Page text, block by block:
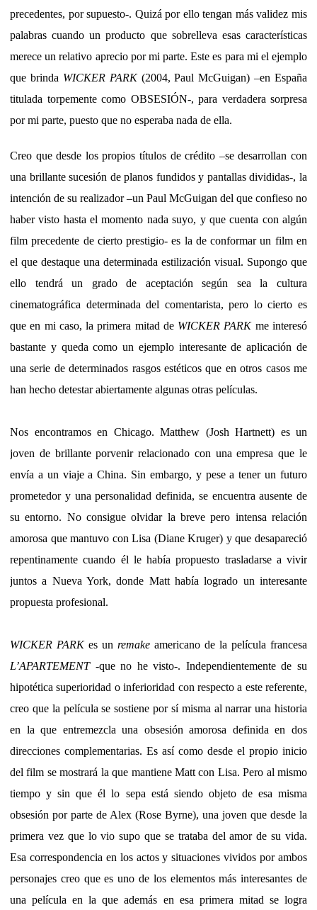
precedentes, por supuesto-. Quizá por ello tengan más validez mis
palabras cuando un producto que sobrelleva esas características
merece un relativo aprecio por mi parte. Este es para mi el ejemplo
que brinda WICKER PARK(2004, Paul McGuigan) –en España
titulada torpemente como OBSESIÓN-, para verdadera sorpresa
por mi parte, puesto que no esperaba nada de ella.
Creo que desde los propios títulos de crédito –se desarrollan con
una brillante sucesión de planos fundidos y pantallas divididas-, la
intención de su realizador –un Paul McGuigan del que confieso no
haber visto hasta el momento nada suyo, y que cuenta con algún
film precedente de cierto prestigio- es la de conformar un film en
el que destaque una determinada estilización visual. Supongo que
ello tendrá un grado de aceptación según sea la cultura
cinematográfica determinada del comentarista, pero lo cierto es
que en mi caso, la primera mitad de WICKER PARKme interesó
bastante y queda como un ejemplo interesante de aplicación de
una serie de determinados rasgos estéticos que en otros casos me
han hecho detestar abiertamente algunas otras películas.
Nos encontramos en Chicago. Matthew (Josh Hartnett) es un
joven de brillante porvenir relacionado con una empresa que le
envía a un viaje a China. Sin embargo, y pese a tener un futuro
prometedor y una personalidad definida, se encuentra ausente de
su entorno. No consigue olvidar la breve pero intensa relación
amorosa que mantuvo con Lisa (Diane Kruger) y que desapareció
repentinamente cuando él le había propuesto trasladarse a vivir
juntos a Nueva York, donde Matt había logrado un interesante
propuesta profesional.
WICKER PARKes un remake americano de la película francesa
L’APARTEMENT-que no he visto-. Independientemente de su
hipotética superioridad o inferioridad con respecto a este referente,
creo que la película se sostiene por sí misma al narrar una historia
en la que entremezcla una obsesión amorosa definida en dos
direcciones complementarias. Es así como desde el propio inicio
del film se mostrará la que mantiene Matt con Lisa. Pero al mismo
tiempo y sin que él lo sepa está siendo objeto de esa misma
obsesión por parte de Alex (Rose Byrne), una joven que desde la
primera vez que lo vio supo que se trataba del amor de su vida.
Esa correspondencia en los actos y situaciones vividos por ambos
personajes creo que es uno de los elementos más interesantes de
una película en la que además en esa primera mitad se logra